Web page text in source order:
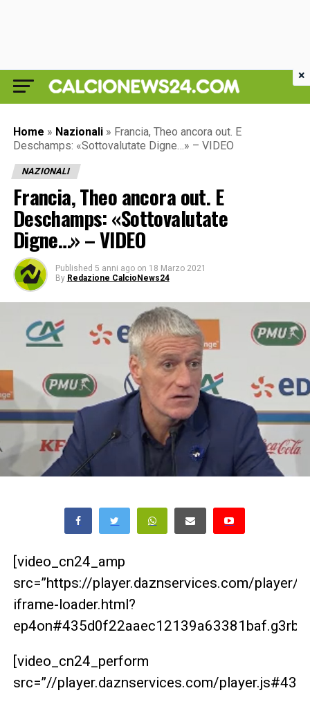
Home » Nazionali » Francia, Theo ancora out. E
Deschamps: «Sottovalutate Digne…» – VIDEO
NAZIONALI
Francia, Theo ancora out. E
Deschamps: «Sottovalutate
Digne…» – VIDEO
Published 5 anni ago on 18 Marzo 2021
By Redazione CalcioNews24
[video_cn24_amp
src=”https://player.daznservices.com/player/
iframe-loader.html?
[video_cn24_perform
src=”//player.daznservices.com/
×